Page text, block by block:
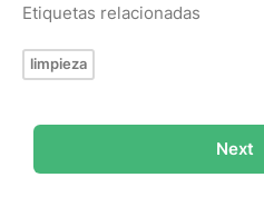
Etiquetas relacionadas
limpieza
Next